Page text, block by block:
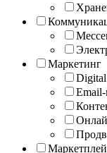
Маркетинг
Digital